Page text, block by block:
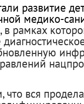
развитие
медико-
рамках
вся